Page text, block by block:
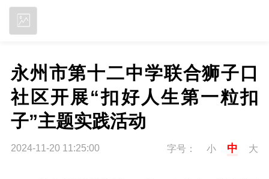
永州市第十二中学联合狮子口
社区开展“扣好人生第一粒扣
子”主题实践活动
2024-11-20 11:25:00 字号： 小 中 大